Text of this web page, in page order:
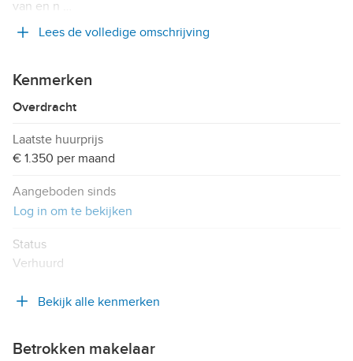
van en n …
Lees de volledige omschrijving
Kenmerken
Overdracht
Laatste huurprijs
€ 1.350 per maand
Aangeboden sinds
Log in om te bekijken
Status
Verhuurd
Bekijk alle kenmerken
Betrokken makelaar